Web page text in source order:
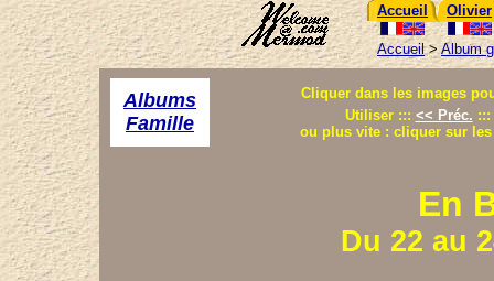
Accueil Olivier
Accueil>Album
Albums
Famille
Cliquer dans les images
Utiliser ::: << Préc. :::
ou plus vite : cliquer sur
En
Du 22 au